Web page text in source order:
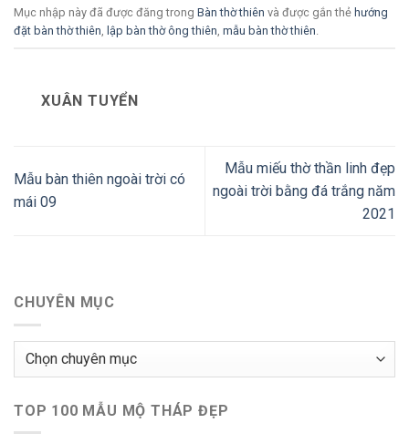
Mục nhập này đã được đăng trong Bàn thờ thiên và được gắn thẻ hướng
đặt bàn thờ thiên, lập bàn thờ ông thiên, mẫu bàn thờ thiên.
XUÂN TUYỂN
Mẫu bàn thiên ngoài trời có
mái 09
Mẫu miếu thờ thần linh đẹp
ngoài trời bằng đá trắng năm
2021
CHUYÊN MỤC
Chuyên
TOP 100 MẪU MỘ THÁP ĐẸP